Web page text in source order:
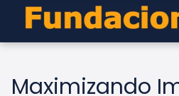
Maximizando